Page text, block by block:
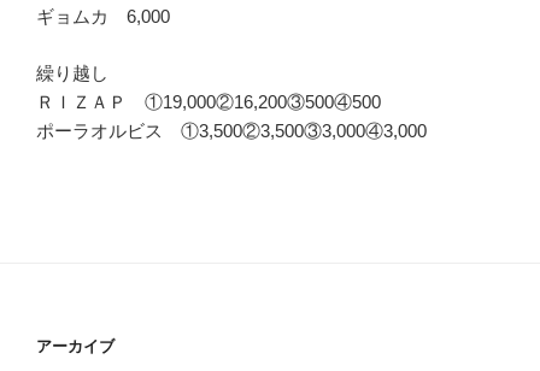
ギョムカ 6,000
繰り越し
ＲＩＺＡＰ ①19,000②16,200③500④500
ポーラオルビス ①3,500②3,500③3,000④3,000
アーカイブ